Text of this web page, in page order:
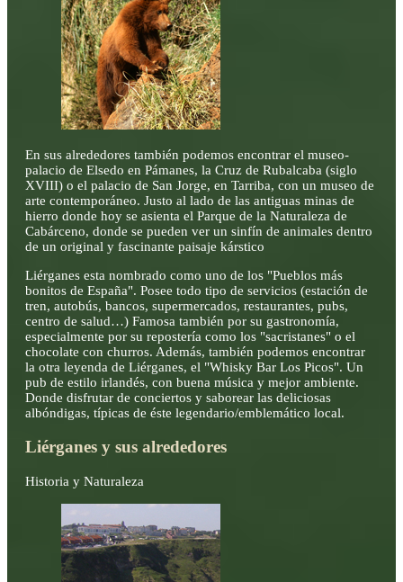
En sus alrededores también podemos encontrar el museo-
palacio de Elsedo en Pámanes, la Cruz de Rubalcaba (siglo
XVIII) o el palacio de San Jorge, en Tarriba, con un museo de
arte contemporáneo. Justo al lado de las antiguas minas de
hierro donde hoy se asienta el Parque de la Naturaleza de
Cabárceno, donde se pueden ver un sinfín de animales dentro
de un original y fascinante paisaje kárstico
Liérganes esta nombrado como uno de los "Pueblos más
bonitos de España". Posee todo tipo de servicios (estación de
tren, autobús, bancos, supermercados, restaurantes, pubs,
centro de salud…) Famosa también por su gastronomía,
especialmente por su repostería como los "sacristanes" o el
chocolate con churros. Además, también podemos encontrar
la otra leyenda de Liérganes, el "Whisky Bar Los Picos". Un
pub de estilo irlandés, con buena música y mejor ambiente.
Donde disfrutar de conciertos y saborear las deliciosas
albóndigas, típicas de éste legendario/emblemático local.
Liérganes y sus alrededores
Historia y Naturaleza